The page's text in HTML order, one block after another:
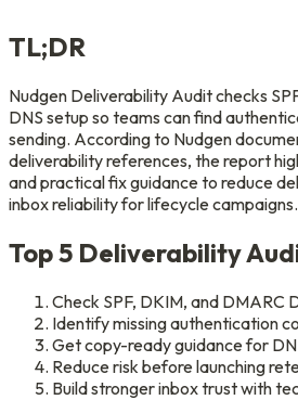
TL;DR
Nudgen Deliverability Audit checks
DNS setup so teams can find
sending. According to Nudgen
deliverability references, the report
and practical fix guidance to reduce
inbox reliability for lifecycle campaigns.
Top 5 Deliverability
Check SPF, DKIM, and DMARC
Identify missing authentication
Get copy-ready guidance for
Reduce risk before launching
Build stronger inbox trust with